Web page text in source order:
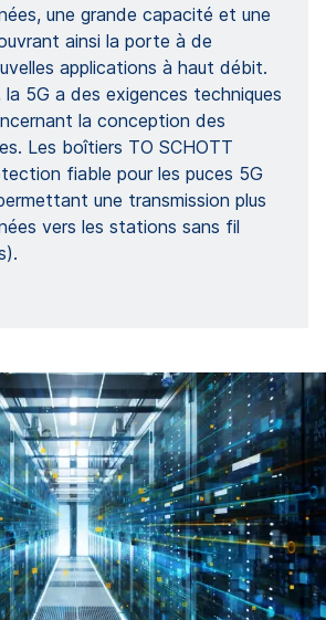
une grande capacité et une
ainsi la porte à de
applications à haut débit.
la 5G a des exigences techniques
la conception des
Les boîtiers TO SCHOTT
fiable pour les puces 5G
une transmission plus
vers les stations sans fil